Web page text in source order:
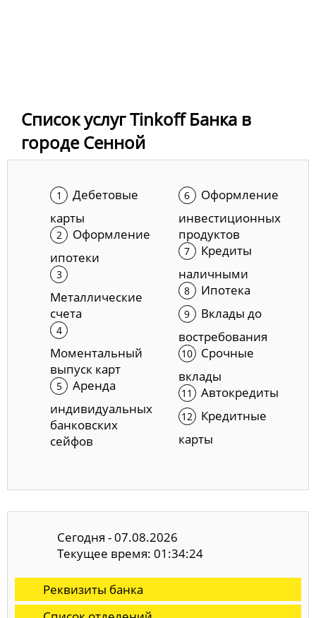
Список услуг Tinkoff Банка в
городе Сенной
Дебетовые
карты
Оформление
ипотеки
Металлические
счета
Моментальный
выпуск карт
Аренда
индивидуальных
банковских
сейфов
Оформление
инвестиционных
продуктов
Кредиты
наличными
Ипотека
Вклады до
востребования
Срочные
вклады
Автокредиты
Кредитные
карты
Сегодня - 07.08.2026
Текущее время: 01:34:25
Реквизиты банка